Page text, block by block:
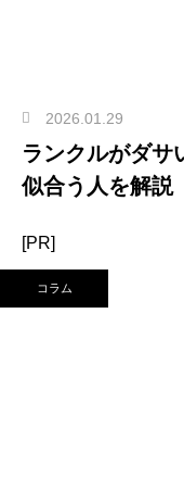
2026.01.29
ランクルがダサ
似合う人を解説
[PR]
コラム